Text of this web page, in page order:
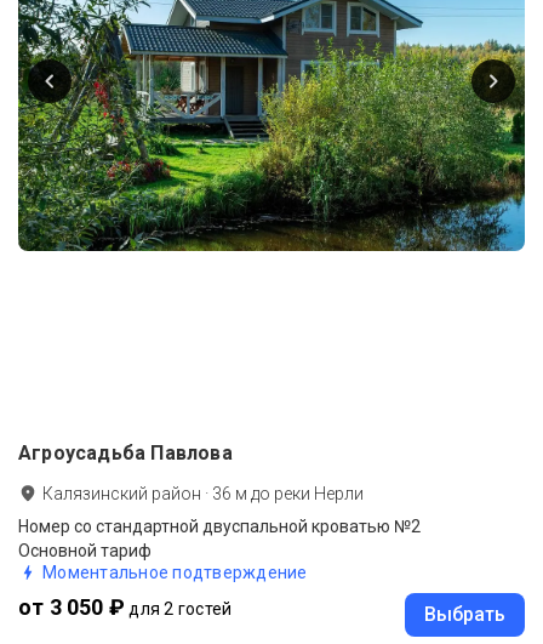
Агроусадьба Павлова
Калязинский район · 36 м до реки Нерли
Номер со стандартной двуспальной кроватью №2
Основной тариф
Моментальное подтверждение
от 3 050 ₽ для 2 гостей Выбрать